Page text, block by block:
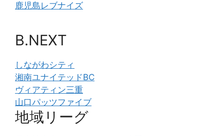
鹿児島レブナイズ
B.NEXT
しながわシティ
湘南ユナイテッドBC
ヴィアティン三重
山口パッツファイブ
地域リーグ